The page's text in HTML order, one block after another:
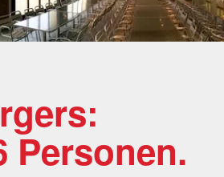
Personen.